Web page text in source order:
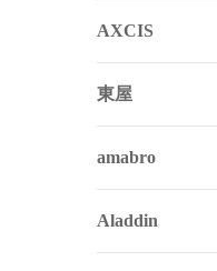
AXCIS
東屋
amabro
Aladdin